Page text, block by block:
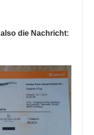
die Nachricht: